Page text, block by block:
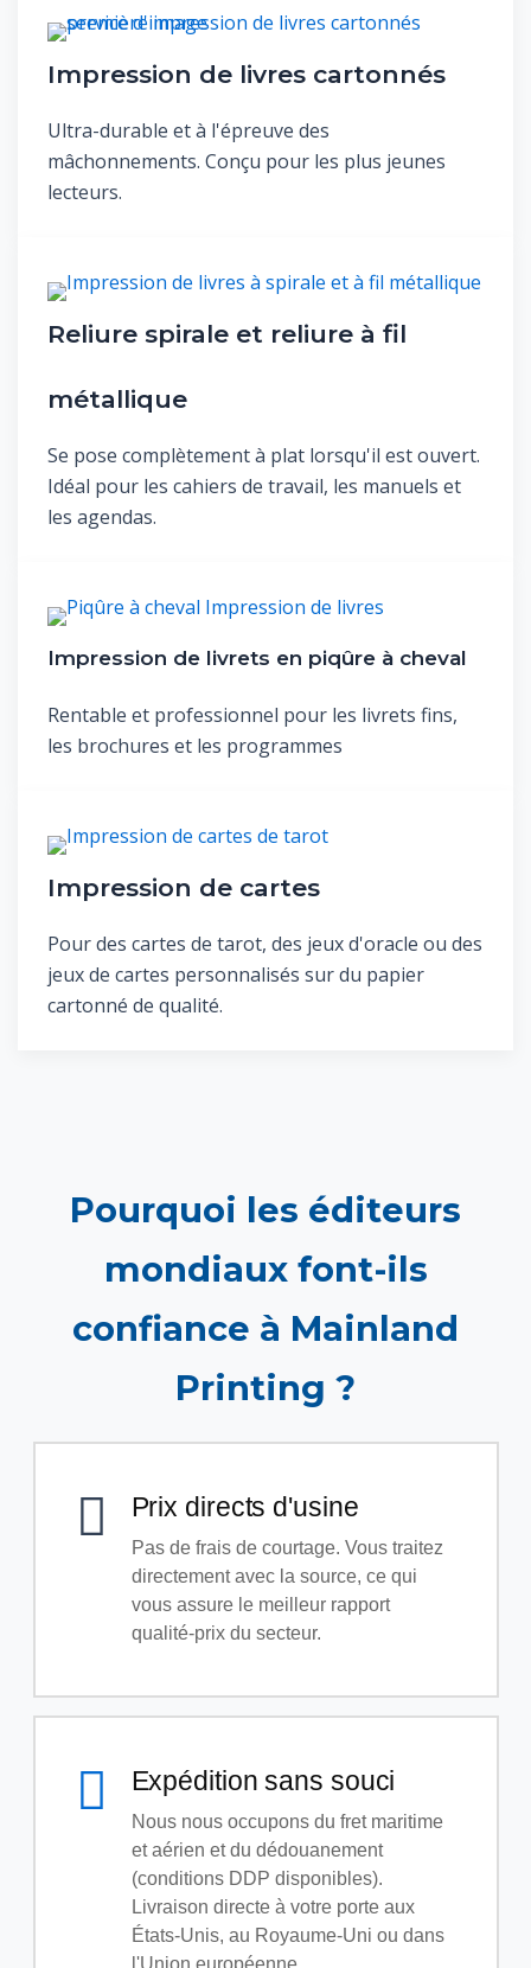
Impression de livres cartonnés
Ultra-durable et à l'épreuve des
mâchonnements. Conçu pour les plus jeunes
lecteurs.
Reliure spirale et reliure à fil
métallique
Se pose complètement à plat lorsqu'il est ouvert.
Idéal pour les cahiers de travail, les manuels et
les agendas.
Impression de livrets en piqûre à cheval
Rentable et professionnel pour les livrets fins,
les brochures et les programmes
Impression de cartes
Pour des cartes de tarot, des jeux d'oracle ou des
jeux de cartes personnalisés sur du papier
cartonné de qualité.
Pourquoi les éditeurs
mondiaux font-ils
confiance à Mainland
Printing ?
Prix directs d'usine
Pas de frais de courtage. Vous traitez
directement avec la source, ce qui
vous assure le meilleur rapport
qualité-prix du secteur.
Expédition sans souci
Nous nous occupons du fret maritime
et aérien et du dédouanement
(conditions DDP disponibles).
Livraison directe à votre porte aux
États-Unis, au Royaume-Uni ou dans
l'Union européenne.